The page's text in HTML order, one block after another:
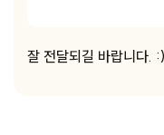
잘 전달되길 바랍니다. :)